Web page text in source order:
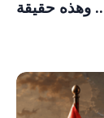
وهذه حقيقة